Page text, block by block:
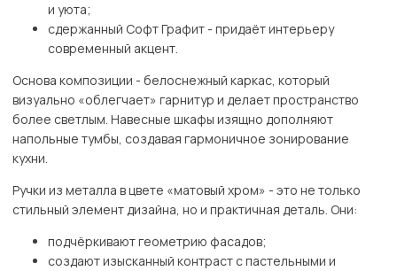
и уюта;
сдержанный Софт Графит - придаёт интерьеру
современный акцент.
Основа композиции - белоснежный каркас, который
визуально «облегчает» гарнитур и делает пространство
более светлым. Навесные шкафы изящно дополняют
напольные тумбы, создавая гармоничное зонирование
кухни.
Ручки из металла в цвете «матовый хром» - это не только
стильный элемент дизайна, но и практичная деталь. Они:
подчёркивают геометрию фасадов;
создают изысканный контраст с пастельными и